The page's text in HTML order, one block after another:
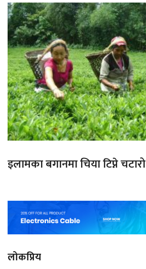
इलामका बगानमा चिया टिप्ने चटारो
लोकप्रिय